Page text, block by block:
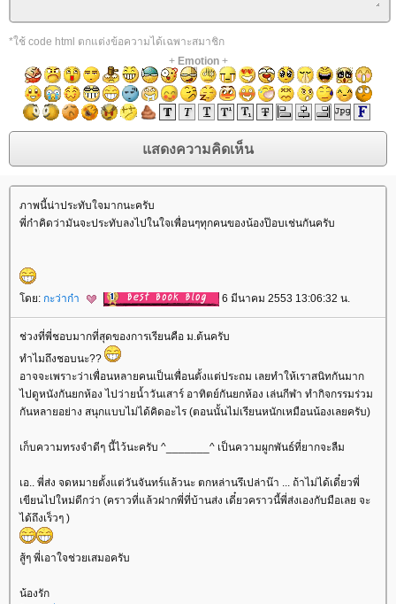
*ใช้ code html ตกแต่งข้อความได้เฉพาะสมาชิก
+ Emotion+
ภาพนี้น่าประทับใจมากนะครับ
พี่ก๋าคิดว่ามันจะประทับลงไปในใจเพื่อนๆทุกคนของน้องป๊อบเช่นกันครับ
ดย: กะว่าก๋า 6 มีนาคม 2553 13:06:32 น.
ช่วงที่พี่ชอบมากที่สุดของการเรียนคือ ม.ต้นครับ
ทำไมถึงชอบนะ??
อาจจะเพราะว่าเพื่อนหลายคนเป็นเพื่อนตั้งแต่ประถม เลยทำให้เราสนิทกันมาก
ไปดูหนังกันยกห้อง ไปว่ายน้ำวันเสาร์ อาทิตย์กันยกห้อง เล่นกีฬา ทำกิจกรรมร่วม
กันหลายอย่าง สนุกแบบไม่ได้คิดอะไร (ตอนนั้นไม่เรียนหนักเหมือนน้องเลยครับ)
เก็บความทรงจำดีๆ นี้ไว้นะครับ ^_______^ เป็นความผูกพันธ์ที่ยากจะลืม
เอ.. พี่ส่ง จดหมายตั้งแต่วันจันทร์แล้วนะ ตกหล่านรึเปล่าน๊า ... ถ้าไม่ได้เดี๋ยวพี่
เขียนไปใหม่ดีกว่า (คราวที่แล้วฝากพี่ที่บ้านส่ง เดี๋ยวคราวนี้พี่ส่งเองกับมือเลย จะ
ได้ถึงเร็วๆ )
สู้ๆ พี่เอาใจช่วยเสมอครับ
น้องรัก